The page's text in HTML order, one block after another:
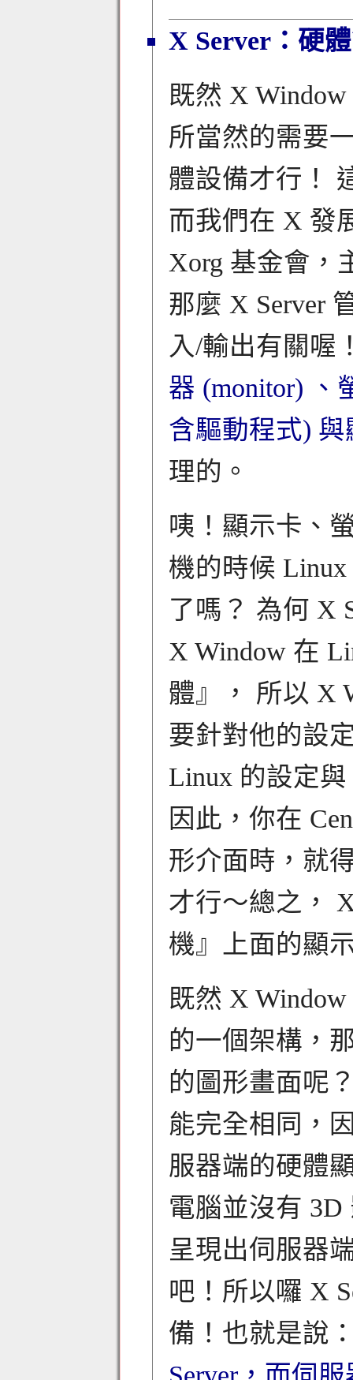
X Server：硬
既然 X
所當然的需要
體設備才行！
而我們在 X 發
Xorg 基金會，
那麼 X Server
入/輸出有關喔
器 (monitor) 、
含驅動程式)
理的。
咦！顯示卡、
機的時候 Linux
了嗎？ 為何 X
X Window 在
體』， 所以 X
要針對他的設
Linux 的設定
因此，你在
形介面時，就
才行～總之，
機』上面的顯
既然 X
的一個架構，
的圖形畫面呢
能完全相同，
服器端的硬體
電腦並沒有
呈現出伺服器
吧！所以囉 X
備！也就是說